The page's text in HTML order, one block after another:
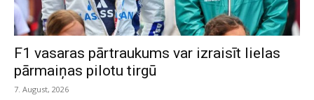
F1 vasaras pārtraukums var izraisīt lielas
pārmaiņas pilotu tirgū
7. August, 2026